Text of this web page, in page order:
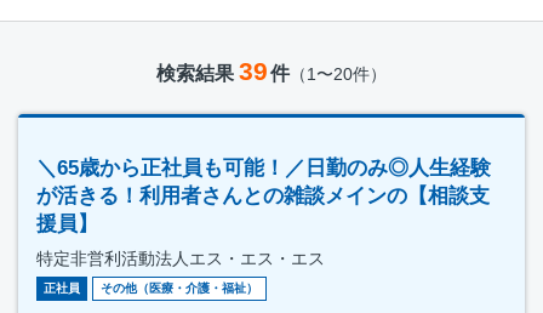
検索結果 39件（1〜20件）
＼65歳から正社員も可能！／日勤のみ◎人生経験
が活きる！利用者さんとの雑談メインの【相談支
援員】
特定非営利活動法人エス・エス・エス
正社員 その他（医療・介護・福祉）